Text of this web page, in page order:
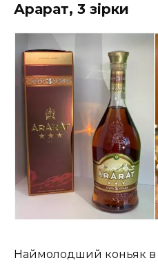
Арарат, 3 зірки
Наймолодший коньяк в